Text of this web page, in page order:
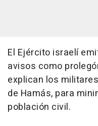
El Ejército israelí
avisos como
explican los
de Hamás, para
población civil.